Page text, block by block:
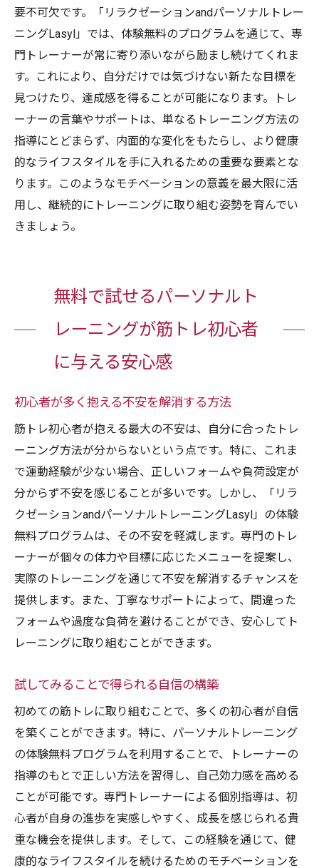
要不可欠です。「リラクゼーションandパーソナルトレー
ニングLasyl」では、体験無料のプログラムを通じて、専
門トレーナーが常に寄り添いながら励まし続けてくれま
す。これにより、自分だけでは気づけない新たな目標を
見つけたり、達成感を得ることが可能になります。トレ
ーナーの言葉やサポートは、単なるトレーニング方法の
指導にとどまらず、内面的な変化をもたらし、より健康
的なライフスタイルを手に入れるための重要な要素とな
ります。このようなモチベーションの意義を最大限に活
用し、継続的にトレーニングに取り組む姿勢を育んでい
きましょう。
無料で試せるパーソナルト
レーニングが筋トレ初心者
に与える安心感
初心者が多く抱える不安を解消する方法
筋トレ初心者が抱える最大の不安は、自分に合ったトレ
ーニング方法が分からないという点です。特に、これま
で運動経験が少ない場合、正しいフォームや負荷設定が
分からず不安を感じることが多いです。しかし、「リラ
クゼーションandパーソナルトレーニングLasyl」の体験
無料プログラムは、その不安を軽減します。専門のトレ
ーナーが個々の体力や目標に応じたメニューを提案し、
実際のトレーニングを通じて不安を解消するチャンスを
提供します。また、丁寧なサポートによって、間違った
フォームや過度な負荷を避けることができ、安心してト
レーニングに取り組むことができます。
試してみることで得られる自信の構築
初めての筋トレに取り組むことで、多くの初心者が自信
を築くことができます。特に、パーソナルトレーニング
の体験無料プログラムを利用することで、トレーナーの
指導のもとで正しい方法を習得し、自己効力感を高める
ことが可能です。専門トレーナーによる個別指導は、初
心者が自身の進歩を実感しやすく、成長を感じられる貴
重な機会を提供します。そして、この経験を通じて、健
康的なライフスタイルを続けるためのモチベーションを